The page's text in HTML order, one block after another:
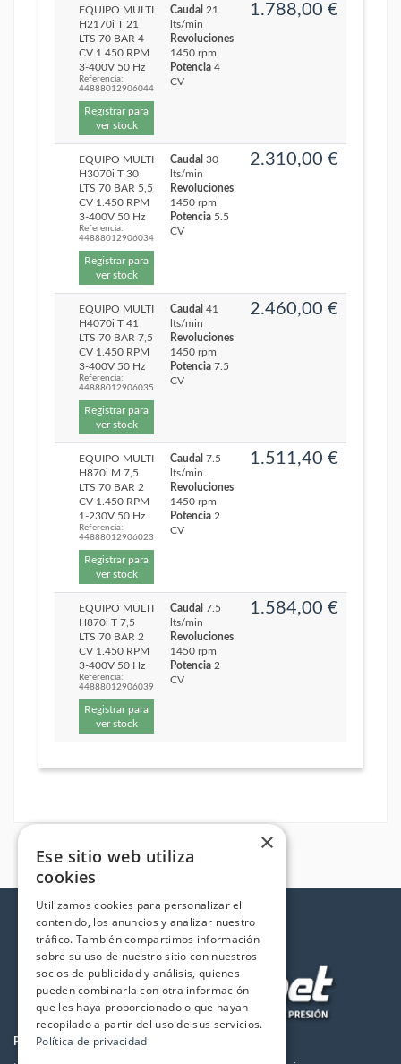
EQUIPO MULTI
H2170i T 21
LTS 70 BAR 4
CV 1.450 RPM
3-400V 50 Hz
Referencia:
44888012906044
Registrar para
ver stock
Caudal 21
lts/min
Revoluciones
1450 rpm
Potencia 4
CV
1.788,00 €
EQUIPO MULTI
H3070i T 30
LTS 70 BAR 5,5
CV 1.450 RPM
3-400V 50 Hz
Referencia:
44888012906034
Registrar para
ver stock
Caudal 30
lts/min
Revoluciones
1450 rpm
Potencia 5.5
CV
2.310,00 €
EQUIPO MULTI
H4070i T 41
LTS 70 BAR 7,5
CV 1.450 RPM
3-400V 50 Hz
Referencia:
44888012906035
Registrar para
ver stock
Caudal 41
lts/min
Revoluciones
1450 rpm
Potencia 7.5
CV
2.460,00 €
EQUIPO MULTI
H870i M 7,5
LTS 70 BAR 2
CV 1.450 RPM
1-230V 50 Hz
Referencia:
44888012906023
Registrar para
ver stock
Caudal 7.5
lts/min
Revoluciones
1450 rpm
Potencia 2
CV
1.511,40 €
EQUIPO MULTI
H870i T 7,5
LTS 70 BAR 2
CV 1.450 RPM
3-400V 50 Hz
Referencia:
44888012906039
Registrar para
ver stock
Caudal 7.5
lts/min
Revoluciones
1450 rpm
Potencia 2
CV
1.584,00 €
PRODUCTOS
×
Ese sitio web utiliza
cookies
Utilizamos cookies para personalizar el
contenido, los anuncios y analizar nuestro
tráfico. También compartimos información
sobre su uso de nuestro sitio con nuestros
socios de publicidad y análisis, quienes
pueden combinarla con otra información
que les haya proporcionado o que hayan
recopilado a partir del uso de sus servicios.
Política de privacidad